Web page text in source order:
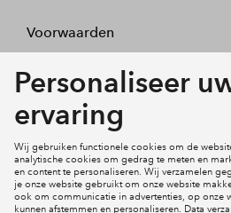
Voorwaarden
Projecten
Inloggen